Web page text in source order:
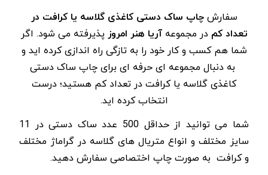
سفارش چاپ ساک دستی کاغذی گلاسه یا کرافت در
تعداد کم در مجموعهآریا هنر امروز پذیرفته می شود. اگر
شما هم کسب و کار خود را به تازگی راه اندازی کرده اید و
به دنبال مجموعه ای حرفه ای برای چاپ ساک دستی
کاغذی گلاسه یا کرافت در تعداد کم هستید؛ درست
انتخاب کرده اید.
شما می توانید از حداقل 500 عدد ساک دستی در 11
سایز مختلف و انواع متریال های گلاسه در گراماژ مختلف
و کرافت به صورت چاپ اختصاصی سفارش دهید.